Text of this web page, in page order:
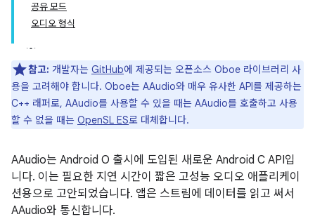
공유 모드
오디오 형식
참고: 개발자는 GitHub에 제공되는 오픈소스 Oboe 라이브러리 사
용을 고려해야 합니다. Oboe는 AAudio와 매우 유사한 API를 제공하는
C++ 래퍼로, AAudio를 사용할 수 있을 때는 AAudio를 호출하고 사용
할 수 없을 때는 OpenSL ES로 대체합니다.
AAudio는 Android O 출시에 도입된 새로운 Android C API입
니다. 이는 필요한 지연 시간이 짧은 고성능 오디오 애플리케이
션용으로 고안되었습니다. 앱은 스트림에 데이터를 읽고 써서
AAudio와 통신합니다.